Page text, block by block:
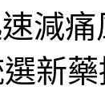
減
新